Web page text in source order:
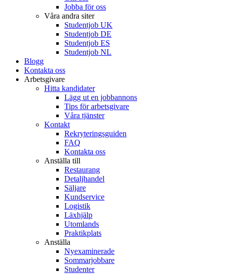
Jobba för oss
Våra andra siter
Studentjob UK
Studentjob DE
Studentjob ES
Studentjob NL
Blogg
Kontakta oss
Arbetsgivare
Hitta kandidater
Lägg ut en jobbannons
Tips för arbetsgivare
Våra tjänster
Kontakt
Rekryteringsguiden
FAQ
Kontakta oss
Anställa till
Restaurang
Detaljhandel
Säljare
Kundservice
Logistik
Läxhjälp
Utomlands
Praktikplats
Anställa
Nyexaminerade
Sommarjobbare
Studenter